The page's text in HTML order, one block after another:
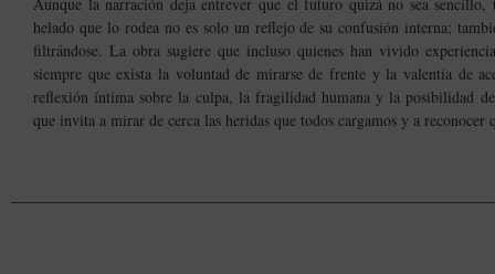
helado que lo rodea no es solo un reflejo de su confusión interna;
filtrándose. La obra sugiere que incluso quienes han vivido
siempre que exista la voluntad de mirarse de frente y la valentía de
reflexión íntima sobre la culpa, la fragilidad humana y la posibilidad
que invita a mirar de cerca las heridas que todos cargamos y a reconocer